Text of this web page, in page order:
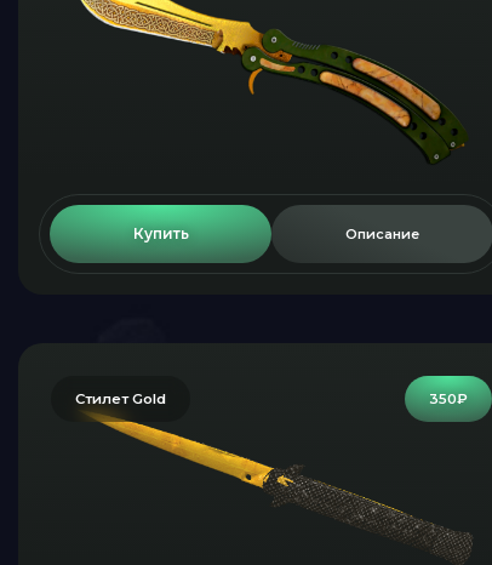
Купить Описание
350₽
Стилет Gold